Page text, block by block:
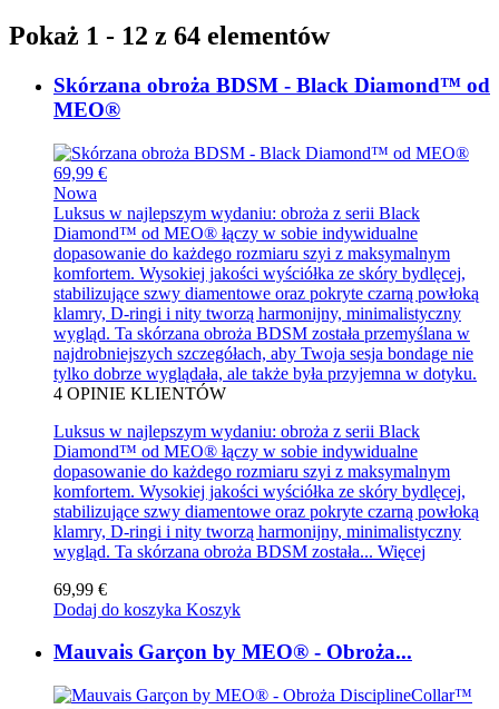
Pokaż 1 - 12 z 64 elementów
Skórzana obroża BDSM - Black Diamond™ od
MEO®
69,99 €
Nowa
Luksus w najlepszym wydaniu: obroża z serii Black
Diamond™ od MEO® łączy w sobie indywidualne
dopasowanie do każdego rozmiaru szyi z maksymalnym
komfortem. Wysokiej jakości wyściółka ze skóry bydlęcej,
stabilizujące szwy diamentowe oraz pokryte czarną powłoką
klamry, D-ringi i nity tworzą harmonijny, minimalistyczny
wygląd. Ta skórzana obroża BDSM została przemyślana w
najdrobniejszych szczegółach, aby Twoja sesja bondage nie
tylko dobrze wyglądała, ale także była przyjemna w dotyku.
4 OPINIE KLIENTÓW
Luksus w najlepszym wydaniu: obroża z serii Black
Diamond™ od MEO® łączy w sobie indywidualne
dopasowanie do każdego rozmiaru szyi z maksymalnym
komfortem. Wysokiej jakości wyściółka ze skóry bydlęcej,
stabilizujące szwy diamentowe oraz pokryte czarną powłoką
klamry, D-ringi i nity tworzą harmonijny, minimalistyczny
wygląd. Ta skórzana obroża BDSM została... Więcej
69,99 €
Dodaj do koszyka Koszyk
Mauvais Garçon by MEO® - Obroża...